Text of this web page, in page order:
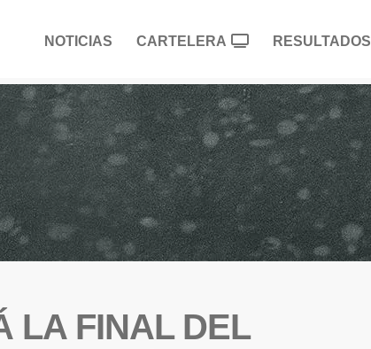
NOTICIAS CARTELERA RESULTADOS
LA FINAL DEL